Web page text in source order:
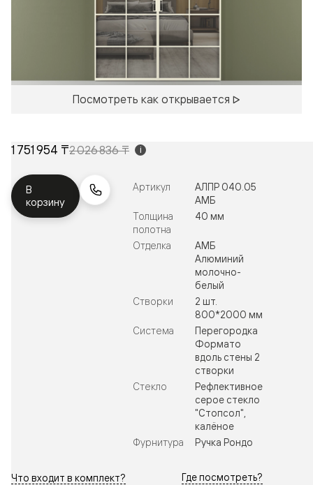
Посмотреть как открывается
1 751 954 ₸2 026 836 ₸ i
В
корзину
Артикул
АЛПР 040.05
АМБ
Толщина
полотна
40 мм
Отделка
АМБ
Алюминий
молочно-
белый
Створки
2 шт.
800*2000 мм
Система
Перегородка
Формато
вдоль стены 2
створки
Стекло
Рефлективное
серое стекло
"Стопсол",
калёное
Фурнитура
Ручка Рондо
Что входит в комплект? Где посмотреть?